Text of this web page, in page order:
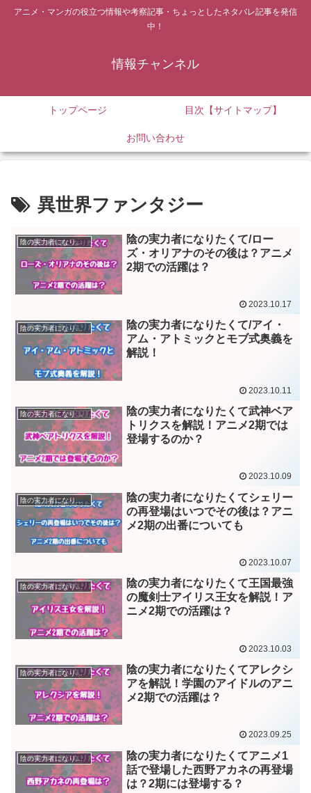
アニメ・マンガの役立つ情報や考察記事・ちょっとしたネタバレ記事を発信
中！
情報チャンネル
トップページ 目次【サイトマップ】
お問い合わせ
異世界ファンタジー
陰の実力者になりたくて
陰の実力者になりたくて/ロー
ズ・オリアナのその後は？アニメ
2期での活躍は？
2023.10.17
陰の実力者になりたくて
陰の実力者になりたくて/アイ・
アム・アトミックとモブ式奥義を
解説！
2023.10.11
陰の実力者になりたくて
陰の実力者になりたくて武神ベア
トリクスを解説！アニメ2期では
登場するのか？
2023.10.09
陰の実力者になりたくて
陰の実力者になりたくてシェリー
の再登場はいつでその後は？アニ
メ2期の出番についても
2023.10.07
陰の実力者になりたくて
陰の実力者になりたくて王国最強
の魔剣士アイリス王女を解説！ア
ニメ2期での活躍は？
2023.10.03
陰の実力者になりたくて
陰の実力者になりたくてアレクシ
アを解説！学園のアイドルのアニ
メ2期での活躍は？
2023.09.25
陰の実力者になりたくて
陰の実力者になりたくてアニメ1
話で登場した西野アカネの再登場
は？2期には登場する？